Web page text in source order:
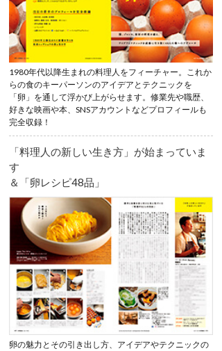
1980年代以降生まれの料理人をフィーチャー。これか
らの食のキーパーソンのアイデアとテクニックを
「卵」を通して浮かび上がらせます。修業先や職歴、
好きな映画や本、SNSアカウントなどプロフィールも
完全収録！
「料理人の新しい生き方」が始まっていま
す
＆「卵レシピ48品」
卵の魅力とその引き出し方、アイデアやテクニックの